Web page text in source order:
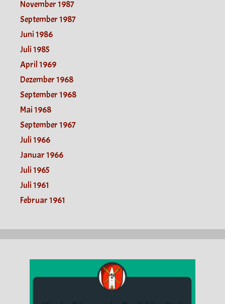
November 1987
September 1987
Juni 1986
Juli 1985
April 1969
Dezember 1968
September 1968
Mai 1968
September 1967
Juli 1966
Januar 1966
Juli 1965
Juli 1961
Februar 1961